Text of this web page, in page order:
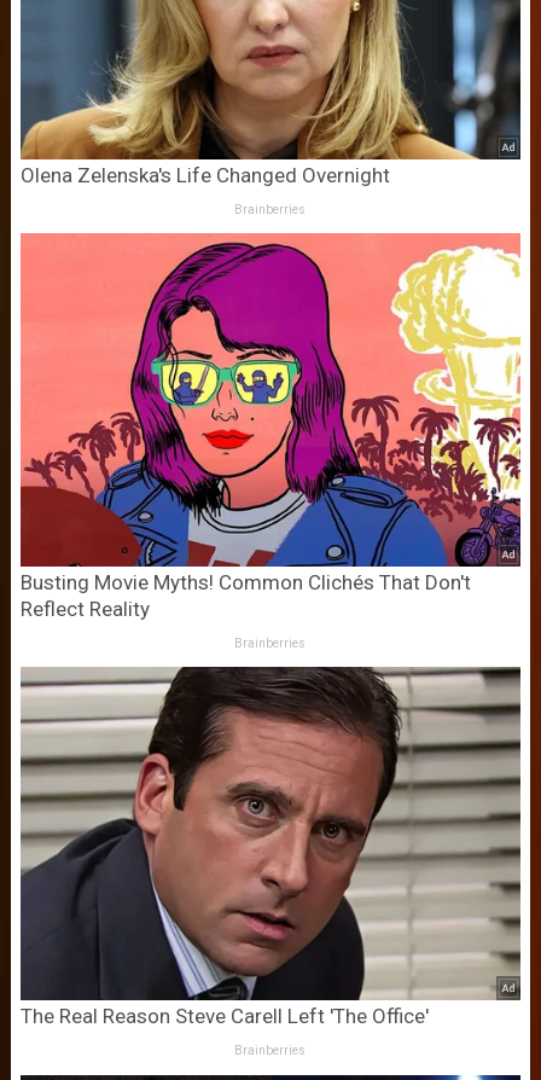
Olena Zelenska's Life Changed Overnight
Brainberries
Busting Movie Myths! Common Clichés That Don't
Reflect Reality
Brainberries
The Real Reason Steve Carell Left 'The Office'
Brainberries